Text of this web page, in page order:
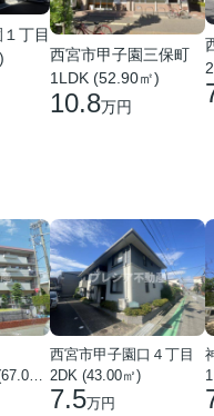
丁目
西宮市甲子園三保町
1LDK (52.90㎡)
10.8万円
2LDK＋S(納戸) (67.00㎡)
西宮市甲子園口４丁目
2DK (43.00㎡)
7.5万円